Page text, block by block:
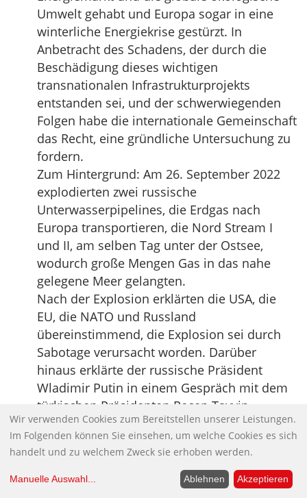
Umwelt gehabt und Europa sogar in eine
winterliche Energiekrise gestürzt. In
Anbetracht des Schadens, der durch die
Beschädigung dieses wichtigen
transnationalen Infrastrukturprojekts
entstanden sei, und der schwerwiegenden
Folgen habe die internationale Gemeinschaft
das Recht, eine gründliche Untersuchung zu
fordern.
Zum Hintergrund: Am 26. September 2022
explodierten zwei russische
Unterwasserpipelines, die Erdgas nach
Europa transportieren, die Nord Stream I
und II, am selben Tag unter der Ostsee,
wodurch große Mengen Gas in das nahe
gelegene Meer gelangten.
Nach der Explosion erklärten die USA, die
EU, die NATO und Russland
übereinstimmend, die Explosion sei durch
Sabotage verursacht worden. Darüber
hinaus erklärte der russische Präsident
Wladimir Putin in einem Gespräch mit dem
türkischen Präsidenten Recep Tayyip
Erdogan, dass es sich bei dem Vorfall um
einen noch nie da gewesenen
internationalen Terroranschlag gehandelt
habe.
Wir verwenden Cookies zum Bereitstellen unserer Leistungen.
Im Folgenden können Sie einsehen, um welche Cookies es sich
handelt und zu welchem Zweck sie erhoben werden.
Manuelle Auswahl... Ablehnen Akzeptieren